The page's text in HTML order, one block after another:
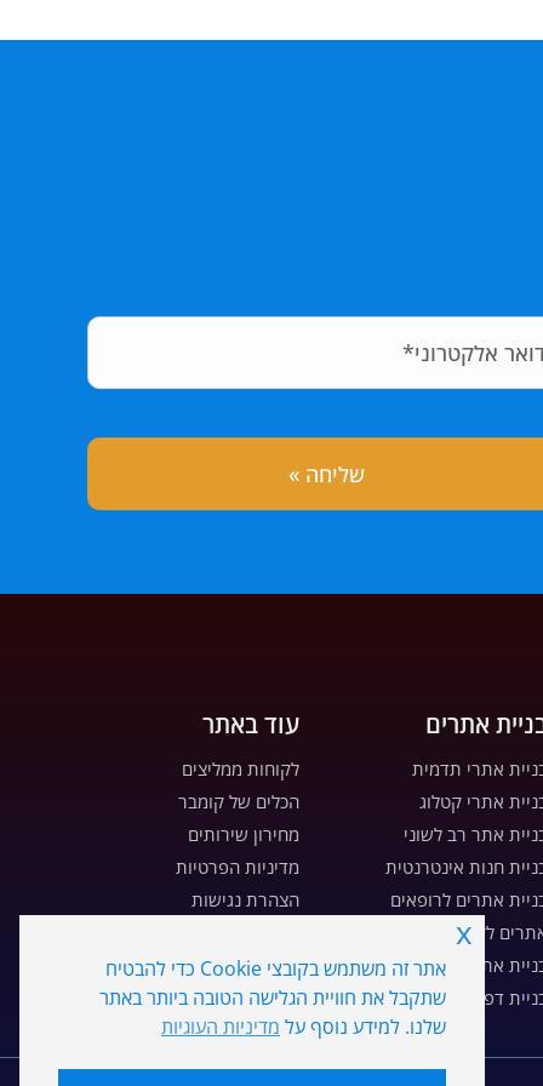
אתרים
אתרי תדמית
אתרי קטלוג
אתר רב לשוני
חנות אינטרנטית
אתרים לרופאים
לקבלנים ויזמים
אתרים לעורכי דין
דפי נחיתה
עוד באתר
לקוחות ממליצים
הכלים של קומבר
מחירון שירותים
מדיניות הפרטיות
הצהרת נגישות
מפת אתר
דרושים
אתר זה משתמש בקובצי Cookie כדי להבטיח
שתקבל את חוויית הגלישה הטובה ביותר באתר
שלנו. למידע נוסף על מדיניות העוגיות
x